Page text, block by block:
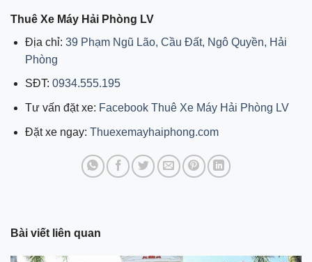
Thuê Xe Máy Hải Phòng LV
Địa chỉ: 39 Phạm Ngũ Lão, Cầu Đất, Ngô Quyền, Hải
Phòng
SĐT: 0934.555.195
Tư vấn đặt xe: Facebook Thuê Xe Máy Hải Phòng LV
Đặt xe ngay: Thuexemayhaiphong.com
Bài viết liên quan